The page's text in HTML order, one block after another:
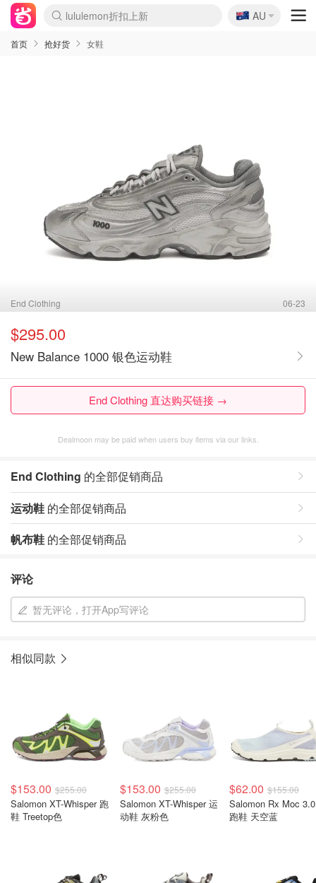
Sasa美妆护肤3.5折
SSENSE年中2.5折
FreshBeauty好价汇总
Cettire降价+叠9折
WWS Coles超市实拍
viagogo二手票捡漏
Myer超级周末
The Outnet奢牌1折起
David Jones 3折起
Flannels大牌1折
Perfumes Club护肤1折
AMIRO面罩$251
Amazon折扣汇总
eToro入金$200送$50
Amazon数码好物
ICONIC本周7.5折
ThedoubleF高奢地板价
Moose Knuckles 6折
丝芙兰5折起
EUFY摄像头$98
Selenichast首饰2折
Trip机票酒店促销
YSL送5件彩妆礼
Amazon家居好物
Amazon美妆护肤
雅漾大喷$8
过敏原检测盒$33
伊索独家赠50ml沐浴露
科颜氏高保湿面霜$29
SEALIFE海洋馆门票6折
丝塔芙大白罐$16
订阅Newsletter送香薰
Cult Beauty 6.8折
Harrods圣诞日历$525
LN-CC奢牌私促3折
d'Alba空姐喷雾$16
EVE LOM套装£56
Bernardelli独家4折
Adore Beauty 6折起
CT圣诞日历
Mytheresa奢品2.7折
Luxury Escapes 9折
Currentbody美容仪$881
MOON Garden Live
Roborock扫地机$649
Tingo Life水杯$24
Valentino官网5折
CR洗护套装$23
修丽可4件套$159
Myer彩妆2件7折
GANNI官网4.5折
Stylevana韩妆4折
Tessabit高奢8.5折
OGX洗发水$11
Amazon阿德莱德次日达
卡诗8.5折+赠礼
Philips Hue灯具8折
🇦🇺
AU
首页 抢好货 女鞋
End Clothing 06-23
$295.00
New Balance 1000 银色运动鞋
End Clothing 直达购买链接 →
Dealmoon may be paid when users buy items via our links.
End Clothing 的全部促销商品
运动鞋 的全部促销商品
帆布鞋 的全部促销商品
评论
暂无评论，打开App写评论
相似同款
$153.00 $255.00
Salomon XT-Whisper 跑
鞋 Treetop色
$153.00 $255.00
Salomon XT-Whisper 运
动鞋 灰粉色
$62.00 $155.00
Salomon Rx Moc
跑鞋 天空蓝